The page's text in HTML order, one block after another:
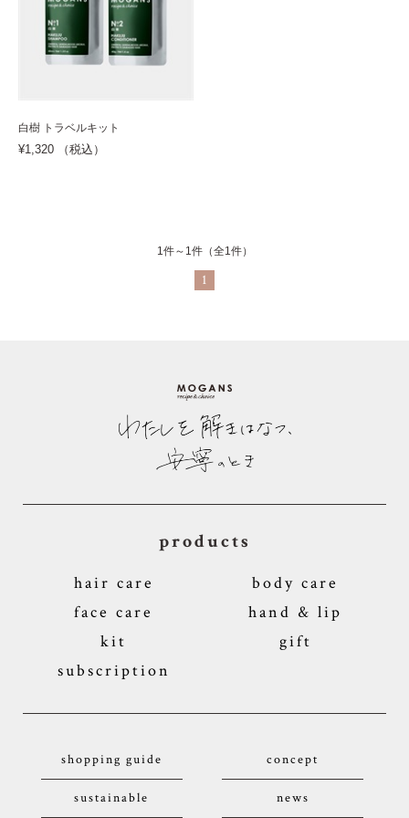
白樹 トラベルキット
¥1,320 （税込）
1件～1件（全1件）
1
products
hair care
body care
face care
hand & lip
kit
gift
subscription
shopping guide concept
sustainable news